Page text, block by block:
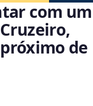
com um
próximo de